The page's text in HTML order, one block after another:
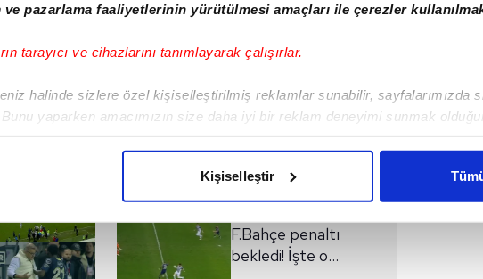
pazarlama faaliyetlerinin yürütülmesi amaçları ile çerezler
tarayıcı ve cihazlarını tanımlayarak çalışırlar.
halinde sizlere özel kişiselleştirilmiş reklamlar sunabilir, sayfalarımızda
yaparken amacımızın size daha iyi bir reklam deneyimi sunmak
bu çerezlere izin vermedikleri takdirde, kullanıcılara hedefli reklamlar
sunabilmek için İnternet Sitemizde kendimize ve üçüncü kişilere ait
kişisel verileriniz işlenmekte olup gerekli olan çerezler bilgi toplumu
Kişiselleştir
#FB SPOR HABERI
F.Bahçe penaltı
bekledi! İşte o